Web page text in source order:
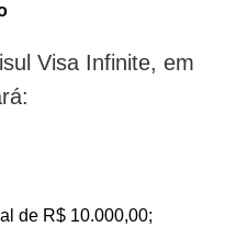
Visa Infinite, em
de R$ 10.000,00;